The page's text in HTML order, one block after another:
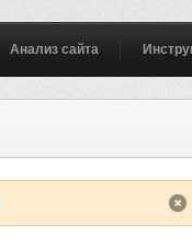
Анализ сайта